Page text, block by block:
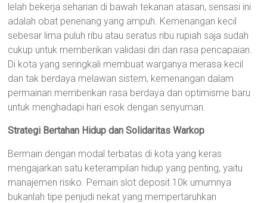
lelah bekerja seharian di bawah tekanan atasan, sensasi ini
adalah obat penenang yang ampuh. Kemenangan kecil
sebesar lima puluh ribu atau seratus ribu rupiah saja sudah
cukup untuk memberikan validasi diri dan rasa pencapaian.
Di kota yang seringkali membuat warganya merasa kecil
dan tak berdaya melawan sistem, kemenangan dalam
permainan memberikan rasa berdaya dan optimisme baru
untuk menghadapi hari esok dengan senyuman.
Strategi Bertahan Hidup dan Solidaritas Warkop
Bermain dengan modal terbatas di kota yang keras
mengajarkan satu keterampilan hidup yang penting, yaitu
manajemen risiko. Pemain slot deposit 10k umumnya
bukanlah tipe penjudi nekat yang mempertaruhkan